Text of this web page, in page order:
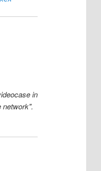
in
network".